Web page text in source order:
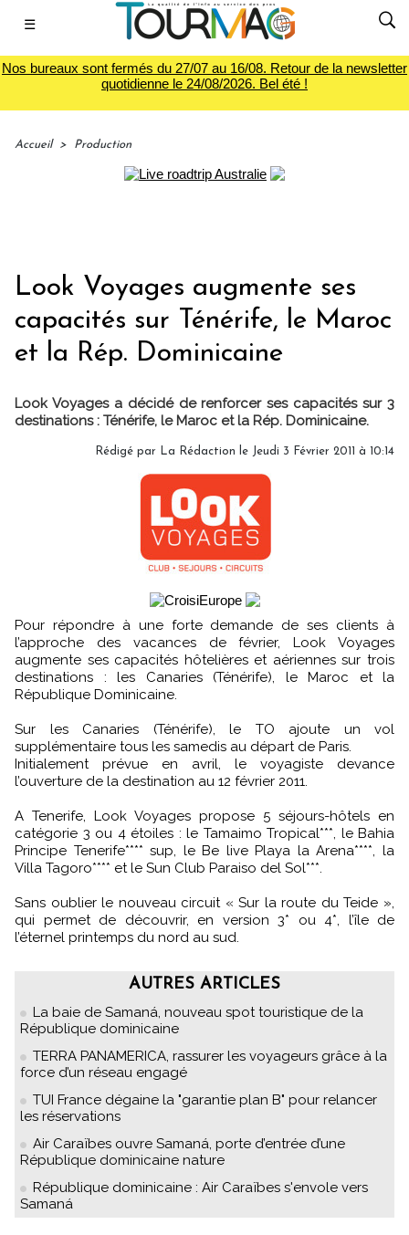
☰
Nos bureaux sont fermés du 27/07 au 16/08. Retour de la newsletter
quotidienne le 24/08/2026. Bel été !
Accueil > Production
Look Voyages augmente ses
capacités sur Ténérife, le Maroc
et la Rép. Dominicaine
Look Voyages a décidé de renforcer ses capacités sur 3
destinations : Ténérife, le Maroc et la Rép. Dominicaine.
Rédigé par La Rédaction le Jeudi 3 Février 2011 à 10:14
Pour répondre à une forte demande de ses clients à
l’approche des vacances de février, Look Voyages
augmente ses capacités hôtelières et aériennes sur trois
destinations : les Canaries (Ténérife), le Maroc et la
République Dominicaine.
Sur les Canaries (Ténérife), le TO ajoute un vol
supplémentaire tous les samedis au départ de Paris.
Initialement prévue en avril, le voyagiste devance
l’ouverture de la destination au 12 février 2011.
A Tenerife, Look Voyages propose 5 séjours-hôtels en
catégorie 3 ou 4 étoiles : le Tamaimo Tropical***, le Bahia
Principe Tenerife**** sup, le Be live Playa la Arena****, la
Villa Tagoro**** et le Sun Club Paraiso del Sol***.
Sans oublier le nouveau circuit « Sur la route du Teide »,
qui permet de découvrir, en version 3* ou 4*, l’île de
l’éternel printemps du nord au sud.
AUTRES ARTICLES
La baie de Samaná, nouveau spot touristique de la
République dominicaine
TERRA PANAMERICA, rassurer les voyageurs grâce à la
force d’un réseau engagé
TUI France dégaine la "garantie plan B" pour relancer
les réservations
Air Caraïbes ouvre Samaná, porte d’entrée d’une
République dominicaine nature
République dominicaine : Air Caraïbes s'envole vers
Samaná